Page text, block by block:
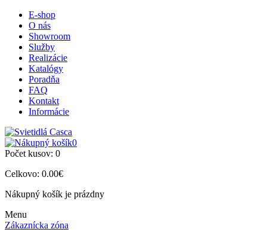
E-shop
O nás
Showroom
Služby
Realizácie
Katalógy
Poradňa
FAQ
Kontakt
Informácie
0
Počet kusov: 0
Celkovo: 0.00€
Nákupný košík je prázdny
Menu
Zákaznícka zóna